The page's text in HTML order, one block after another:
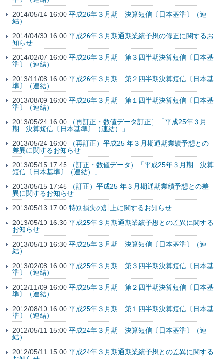
2014/05/14 16:00 平成26年３月期 決算短信〔日本基準〕（連
結）
2014/04/30 16:00 平成26年３月期通期業績予想の修正に関するお
知らせ
2014/02/07 16:00 平成26年３月期 第３四半期決算短信〔日本基
準〕（連結）
2013/11/08 16:00 平成26年３月期 第２四半期決算短信〔日本基
準〕（連結）
2013/08/09 16:00 平成26年３月期 第１四半期決算短信〔日本基
準〕（連結）
2013/05/24 16:00
（再訂正・数値データ訂正）「平成25年３月
期 決算短信〔日本基準〕（連結）」
2013/05/24 16:00
（再訂正）平成25 年３月期通期業績予想との
差異に関するお知らせ
2013/05/15 17:45
（訂正・数値データ）「平成25年３月期 決算
短信〔日本基準〕（連結）」
2013/05/15 17:45
（訂正）平成25 年３月期通期業績予想との差
異に関するお知らせ
2013/05/13 17:00 特別損失の計上に関するお知らせ
2013/05/10 16:30 平成25年３月期通期業績予想との差異に関する
お知らせ
2013/05/10 16:30 平成25年３月期 決算短信〔日本基準〕（連
結）
2013/02/08 16:00 平成25年３月期 第３四半期決算短信〔日本基
準〕（連結）
2012/11/09 16:00 平成25年３月期 第２四半期決算短信〔日本基
準〕（連結）
2012/08/10 16:00 平成25年３月期 第１四半期決算短信〔日本基
準〕（連結）
2012/05/11 15:00 平成24年３月期 決算短信〔日本基準〕（連
結）
2012/05/11 15:00 平成24年３月期通期業績予想との差異に関する